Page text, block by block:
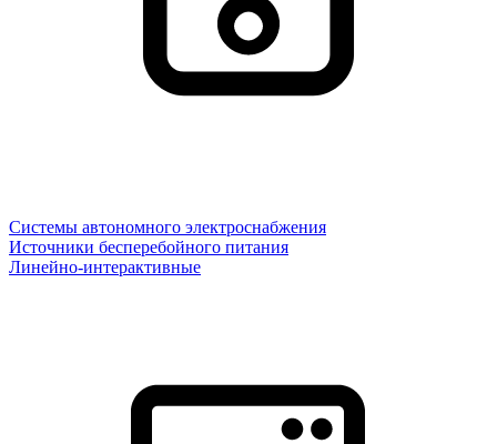
Системы автономного электроснабжения
Источники бесперебойного питания
Линейно-интерактивные